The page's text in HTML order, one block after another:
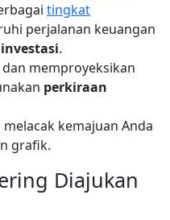
tingkat
perjalanan keuangan
.
memproyeksikan
perkiraan
kemajuan Anda
grafik.
Diajukan